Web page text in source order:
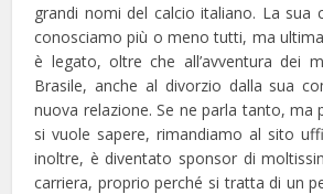
grandi nomi del calcio italiano. La sua
conosciamo più o meno tutti, ma
è legato, oltre che all’avventura dei
Brasile, anche al divorzio dalla sua
nuova relazione. Se ne parla tanto, ma
si vuole sapere, rimandiamo al sito
inoltre, è diventato sponsor di
carriera, proprio perché si tratta di un